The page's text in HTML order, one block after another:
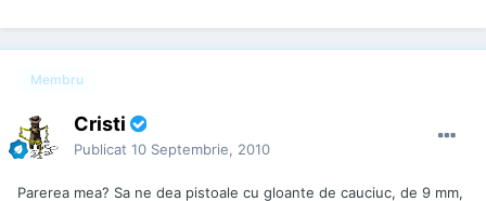
Membru
Cristi
Publicat 10 Septembrie, 2010
Parerea mea? Sa ne dea pistoale cu gloante de cauciuc, de 9 mm,